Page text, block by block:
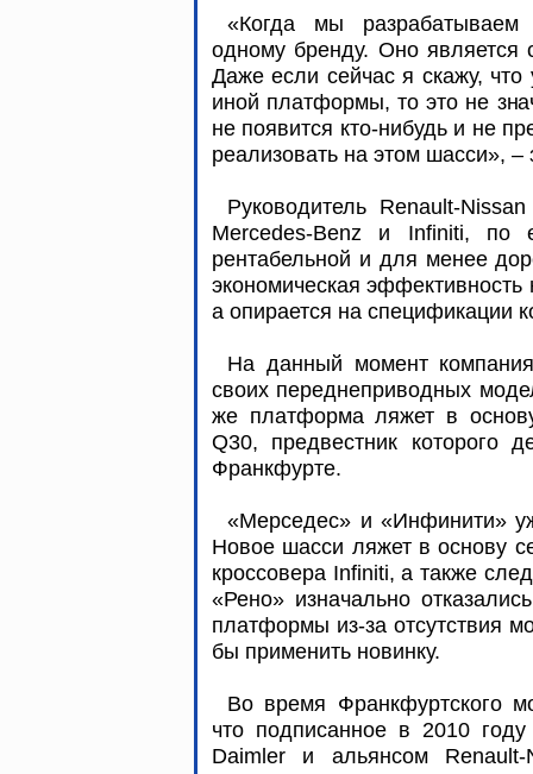
«Когда мы
одному бренду. Оно является
Даже если сейчас я скажу,
иной платформы, то это не
не появится кто-нибудь и не
реализовать на этом шасси»,
Руководитель Renault-
Mercedes-Benz и Infiniti, по
рентабельной и для менее
экономическая
а опирается на спецификации
На данный момент
своих переднеприводных
же платформа ляжет в
Q30, предвестник которого
Франкфурте.
«Мерседес» и «Инфинити»
Новое шасси ляжет в основу
кроссовера Infiniti, а также
«Рено» изначально
платформы из-за отсутствия
бы применить новинку.
Во время Франкфуртского
что подписанное в 2010
Daimler и альянсом